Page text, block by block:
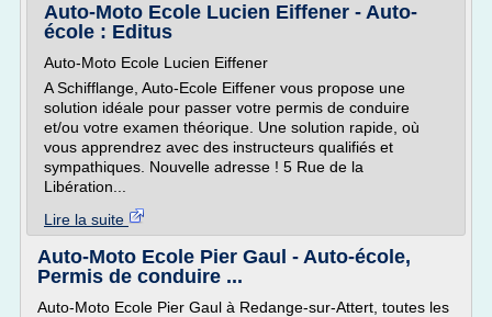
Auto-Moto Ecole Lucien Eiffener - Auto-
école : Editus
Auto-Moto Ecole Lucien Eiffener
A Schifflange, Auto-Ecole Eiffener vous propose une
solution idéale pour passer votre permis de conduire
et/ou votre examen théorique. Une solution rapide, où
vous apprendrez avec des instructeurs qualifiés et
sympathiques. Nouvelle adresse ! 5 Rue de la
Libération...
Lire la suite
Auto-Moto Ecole Pier Gaul - Auto-école,
Permis de conduire ...
Auto-Moto Ecole Pier Gaul à Redange-sur-Attert, toutes les